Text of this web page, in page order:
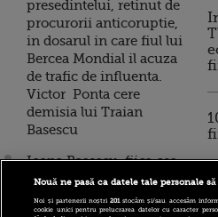
presedintelui, retinut de
procurorii anticoruptie,
in dosarul in care fiul lui
Bercea Mondial il acuza
de trafic de influenta.
Victor Ponta cere
demisia lui Traian
Basescu
Ioana Basescu, fiica cea
mare a presedintelui, s-a
casatorit
Nouă ne pasă ca datele tale personale
Noi și partenerii noștri201stocăm și/sau accesăm
cookie unici pentru prelucrarea datelor cu caracter